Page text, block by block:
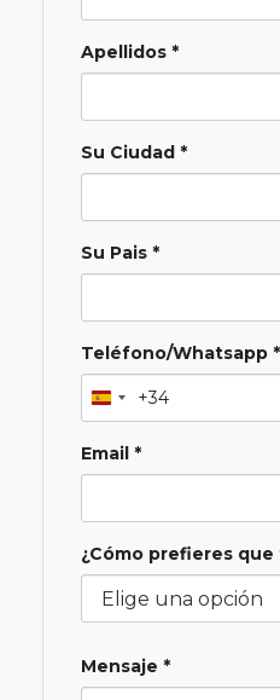
Apellidos *
Su Ciudad *
Su Pais *
Teléfono/Whatsapp *
+34
Email *
¿Cómo prefieres
Mensaje *